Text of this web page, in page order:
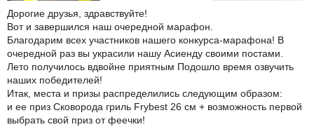
Дорогие друзья, здравствуйте!
Вот и завершился наш очередной марафон.
Благодарим всех участников нашего конкурса-марафона! В
очередной раз вы украсили нашу Асиенду своими постами.
Лето получилось вдвойне приятным Подошло время озвучить
наших победителей!
Итак, места и призы распределились следующим образом:
и ее приз Сковорода гриль Frybest 26 см + возможность первой
выбрать свой приз от феечки!